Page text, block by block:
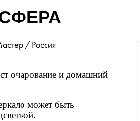
СФЕРА
/ Россия
очарование и домашний
может быть